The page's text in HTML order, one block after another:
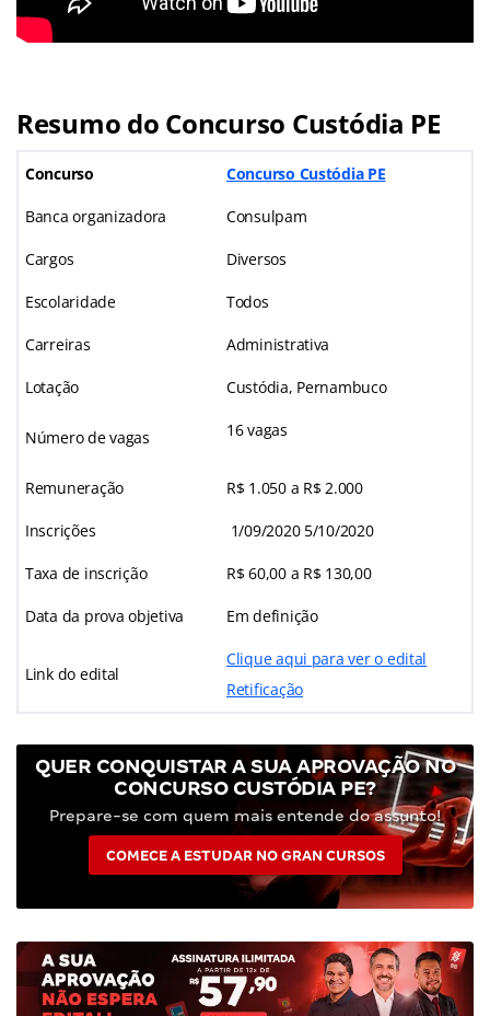
Resumo do Concurso Custódia PE
Concurso Concurso Custódia PE
Banca organizadora Consulpam
Cargos Diversos
Escolaridade Todos
Carreiras Administrativa
Lotação Custódia, Pernambuco
Número de vagas 16 vagas
Remuneração R$ 1.050 a R$ 2.000
Inscrições 1/09/2020 5/10/2020
Taxa de inscrição R$ 60,00 a R$ 130,00
Data da prova objetiva Em definição
Link do edital
Clique aqui para ver o edital
Retificação
QUER CONQUISTAR A SUA APROVAÇÃO NO
CONCURSO CUSTÓDIA PE?
Prepare-se com quem mais entende do assunto!
COMECE A ESTUDAR NO GRAN CURSOS